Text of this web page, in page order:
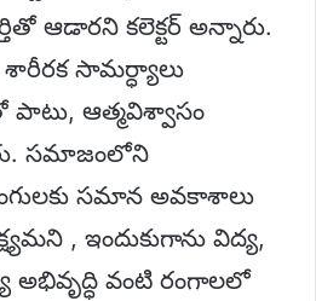
ఆడారని కలెక్టర్ అన్నారు.
సామర్ధ్యాలు
పాటు, ఆత్మవిశ్వాసం
సమాజంలోని
సమాన అవకాశాలు
, ఇందుకుగాను విద్య,
అభివృద్ధి వంటి రంగాలలో